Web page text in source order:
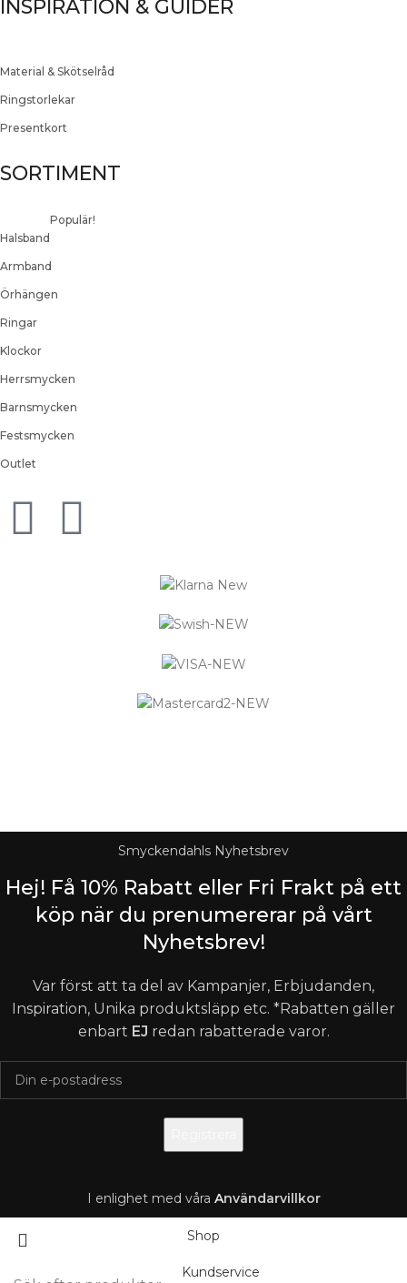
INSPIRATION & GUIDER
Material & Skötselråd
Ringstorlekar
Presentkort
SORTIMENT
Halsband
Populär!
Armband
Örhängen
Ringar
Klockor
Herrsmycken
Barnsmycken
Festsmycken
Outlet
Smyckendahls Nyhetsbrev
Hej! Få 10% Rabatt eller Fri Frakt på ett
köp när du prenumererar på vårt
Nyhetsbrev!
Var först att ta del av Kampanjer, Erbjudanden,
Inspiration, Unika produktsläpp etc. *Rabatten gäller
enbart EJ redan rabatterade varor.
I enlighet med våra Användarvillkor
Shop
Kundservice